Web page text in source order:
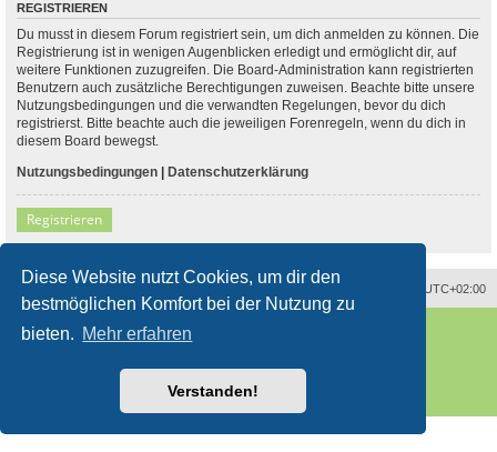
Diese Website nutzt Cookies, um dir den
bestmöglichen Komfort bei der Nutzung zu
bieten. Mehr erfahren
Verstanden!
REGISTRIEREN
Du musst in diesem Forum registriert sein, um dich anmelden zu können. Die
Registrierung ist in wenigen Augenblicken erledigt und ermöglicht dir, auf
weitere Funktionen zuzugreifen. Die Board-Administration kann registrierten
Benutzern auch zusätzliche Berechtigungen zuweisen. Beachte bitte unsere
Nutzungsbedingungen und die verwandten Regelungen, bevor du dich
registrierst. Bitte beachte auch die jeweiligen Forenregeln, wenn du dich in
diesem Board bewegst.
Nutzungsbedingungen | Datenschutzerklärung
Registrieren
UTC+02:00
Powered by phpBB ® Forum Software © phpBB Limited
Deutsche Übersetzung durchphpBB.de
Nutzungsbedingungen